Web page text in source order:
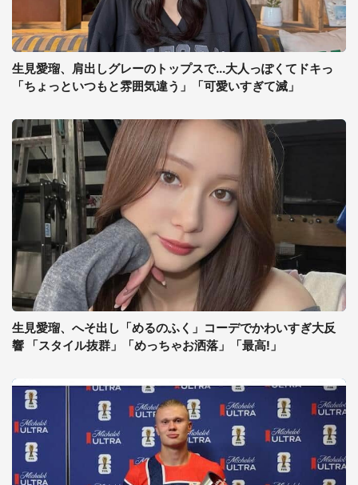
生見愛瑠、肩出しグレーのトップスで...大人っぽくてドキっ
「ちょっといつもと雰囲気違う」「可愛いすぎて滅」
生見愛瑠、へそ出し「めるのふく」コーデでかわいすぎ大反
響 「スタイル抜群」「めっちゃお洒落」「最高!」